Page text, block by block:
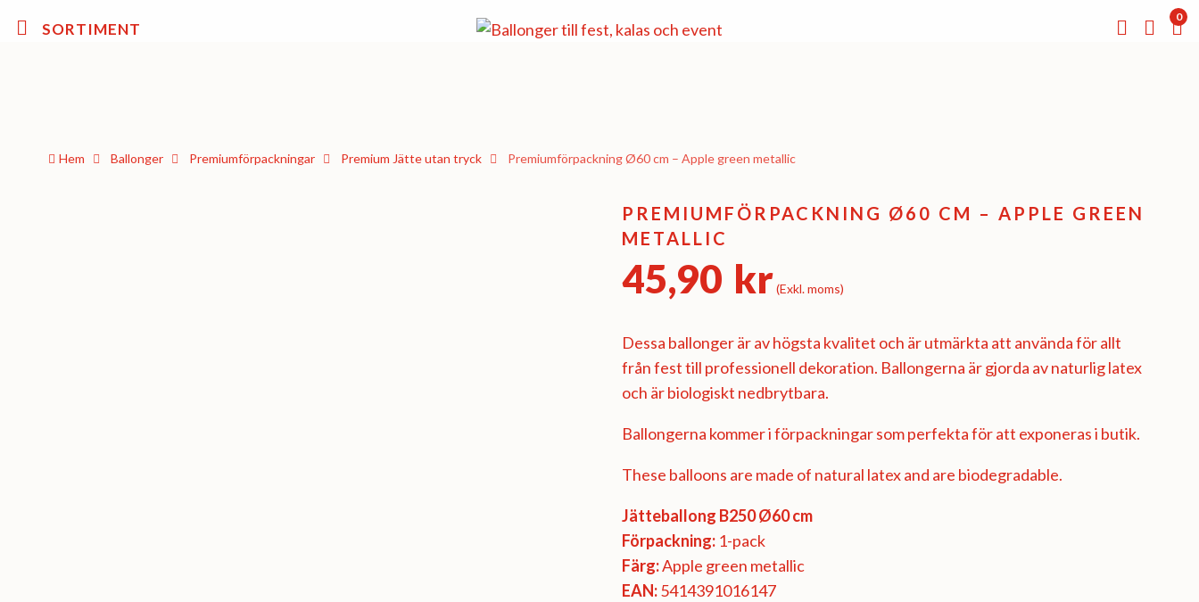
SORTIMENT
0
Hem Ballonger Premium­förpackningar Premium Jätte utan tryck Premiumförpackning Ø60 cm – Apple green metallic
PREMIUMFÖRPACKNING Ø60 CM – APPLE GREEN
METALLIC
45,90 kr(Exkl. moms)
Dessa ballonger är av högsta kvalitet och är utmärkta att använda för allt
från fest till professionell dekoration. Ballongerna är gjorda av naturlig latex
och är biologiskt nedbrytbara.
Ballongerna kommer i förpackningar som perfekta för att exponeras i butik.
These balloons are made of natural latex and are biodegradable.
Jätteballong B250 Ø60 cm
Förpackning:1-pack
Färg:Apple green metallic
EAN:5414391016147